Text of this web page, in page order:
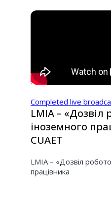
Completed live
LMIA –
іноземного
CUAET
LMIA – «Дозвіл
працівника